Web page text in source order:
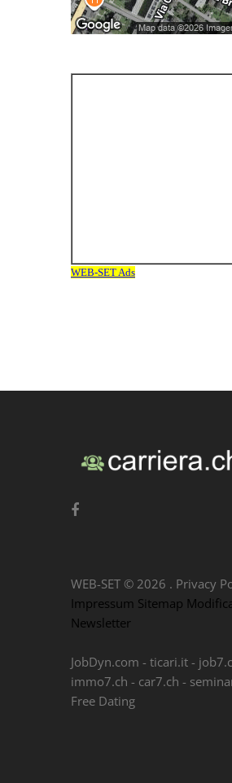
WEB-SET © 2026 . Privacy
Impressum Sitemap
Newsletter
JobDyn.com - ticari.it -
immo7.ch - car7.ch -
Free Dating